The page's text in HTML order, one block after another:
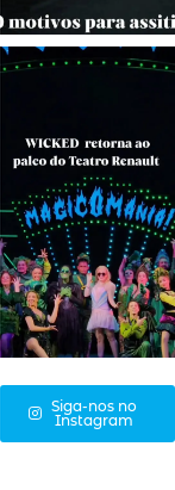
Siga-nos no
Instagram